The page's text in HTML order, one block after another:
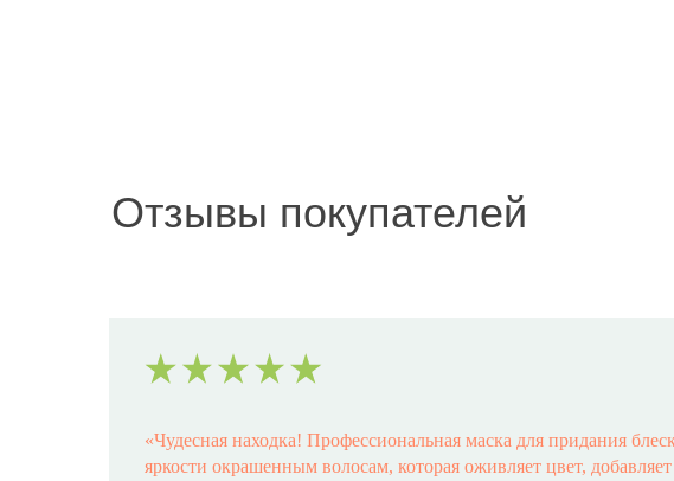
Отзывы покупателей
«Чудесная находка! Профессиональная маска для придания
яркости окрашенным волосам, которая оживляет цвет, добавляет